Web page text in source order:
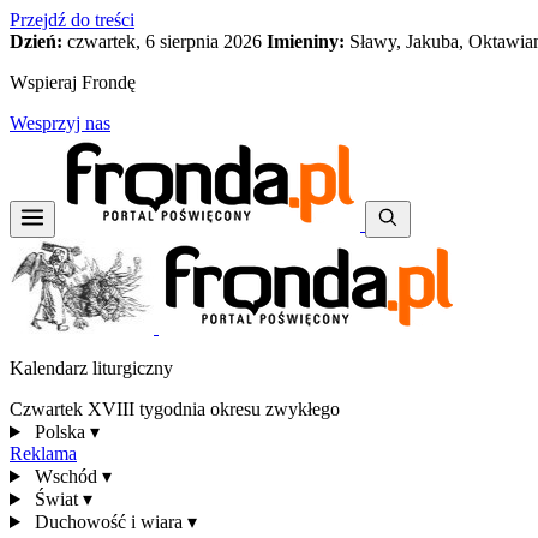
Przejdź do treści
Dzień: czwartek, 6 sierpnia 2026 Imieniny: Sławy, Jakuba,
Wspieraj Frondę
Wesprzyj nas
Kalendarz liturgiczny
Czwartek XVIII tygodnia okresu zwykłego
Polska ▾
Reklama
Wschód ▾
Świat ▾
Duchowość i wiara ▾